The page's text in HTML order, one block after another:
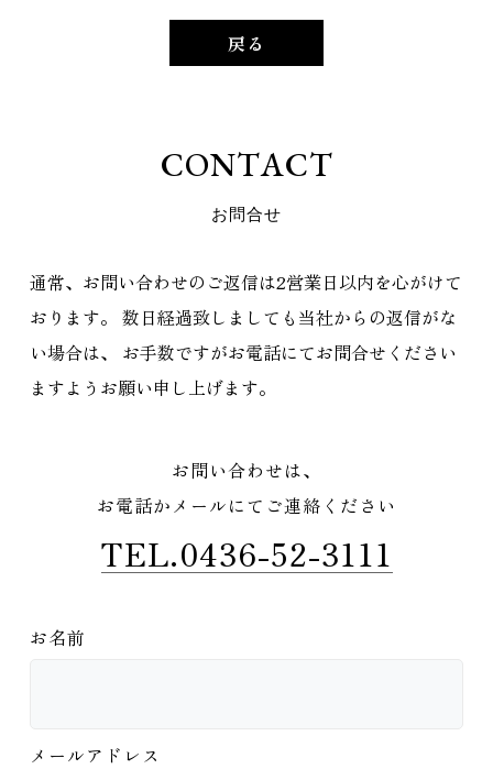
戻る
CONTACT
お問合せ
通常、お問い合わせのご返信は2営業日以内を心がけて
おります。 数日経過致しましても当社からの返信がな
い場合は、
お手数ですがお電話にてお問合せください
ますようお願い申し上げます。
お問い合わせは、
お電話かメールにてご連絡ください
TEL.0436-52-3111
お名前
メールアドレス